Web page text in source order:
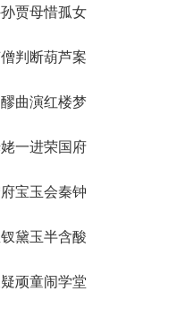
贾母惜孤女
判断葫芦案
曲演红楼梦
一进荣国府
宝玉会秦钟
黛玉半含酸
顽童闹学堂